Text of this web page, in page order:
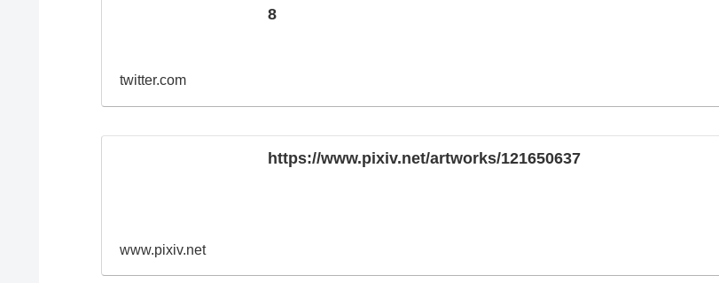
8
twitter.com
https://www.pixiv.net/artworks/121650637
www.pixiv.net